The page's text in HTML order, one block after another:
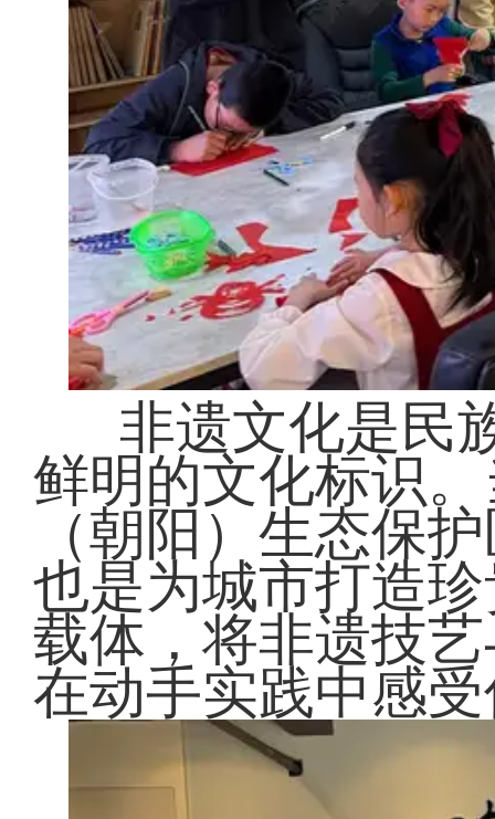
非遗文化是民
鲜明的文化标识
（朝阳）生态保
也是为城市打造
载体，将非遗技
在动手实践中感